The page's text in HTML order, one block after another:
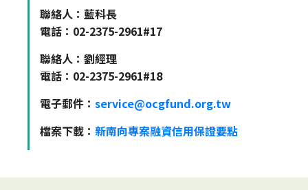
聯絡人：藍科長
電話：02-2375-2961#17
聯絡人：劉經理
電話：02-2375-2961#18
電子郵件： service@ocgfund.org.tw
檔案下載： 新南向專案融資信用保證要點